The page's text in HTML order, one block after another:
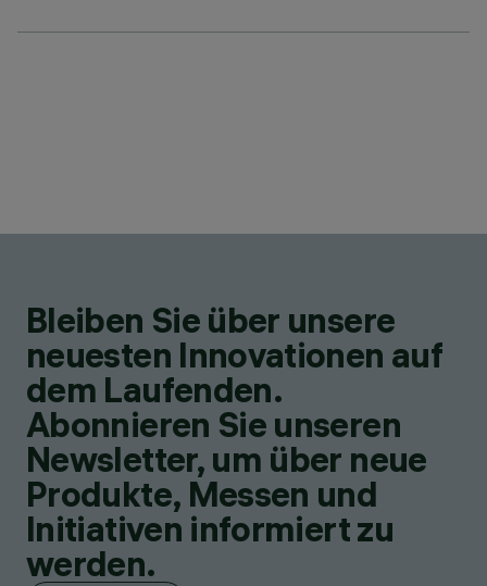
Bleiben Sie über unsere
neuesten Innovationen auf
dem Laufenden.
Abonnieren Sie unseren
Newsletter, um über neue
Produkte, Messen und
Initiativen informiert zu
werden.